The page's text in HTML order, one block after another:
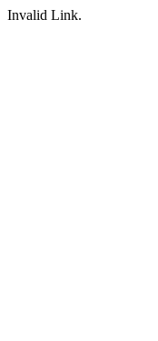
Invalid Link.